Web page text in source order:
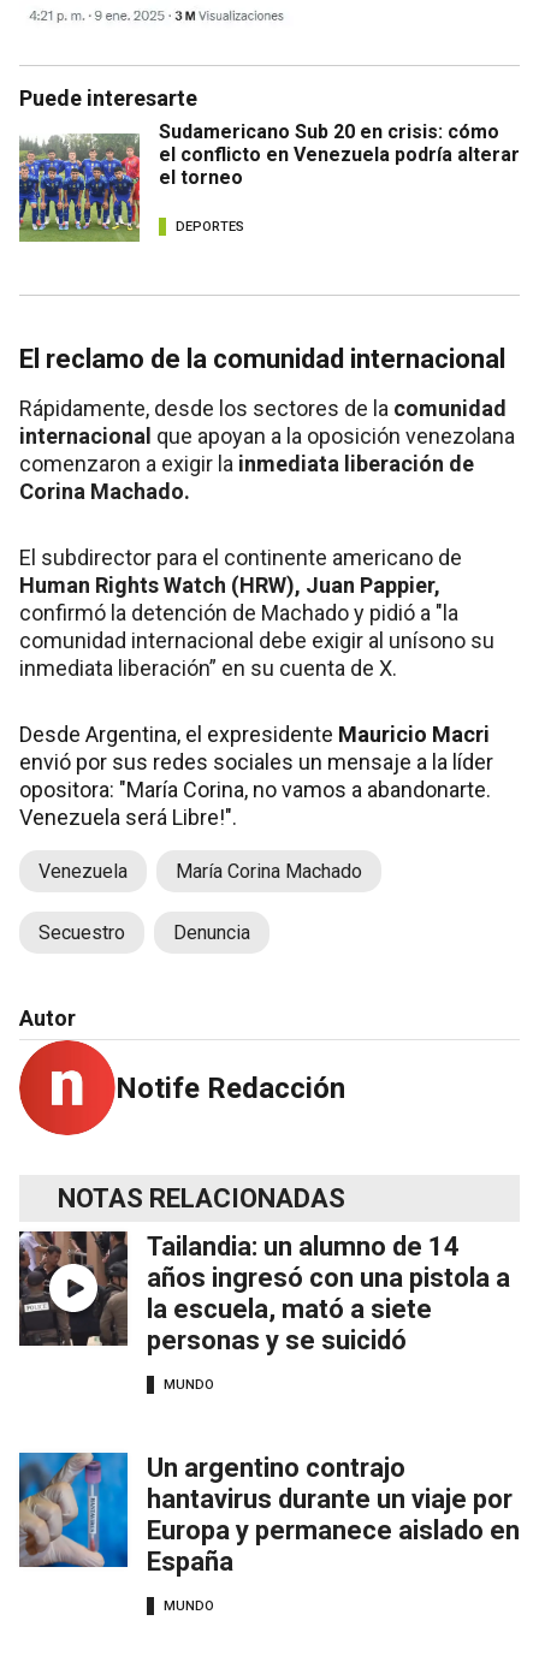
Puede interesarte
Sudamericano Sub 20 en crisis: cómo
el conflicto en Venezuela podría alterar
el torneo
DEPORTES
El reclamo de la comunidad internacional
Rápidamente, desde los sectores de la comunidad
internacional que apoyan a la oposición venezolana
comenzaron a exigir la inmediata liberación de
Corina Machado.
El subdirector para el continente americano de
Human Rights Watch (HRW), Juan Pappier,
confirmó la detención de Machado y pidió a "la
comunidad internacional debe exigir al unísono su
inmediata liberación” en su cuenta de X.
Desde Argentina, el expresidente Mauricio Macri
envió por sus redes sociales un mensaje a la líder
opositora: "María Corina, no vamos a abandonarte.
Venezuela será Libre!".
Venezuela María Corina Machado
Secuestro Denuncia
Autor
Notife Redacción
NOTAS RELACIONADAS
Tailandia: un alumno de 14
años ingresó con una pistola a
la escuela, mató a siete
personas y se suicidó
MUNDO
Un argentino contrajo
hantavirus durante un viaje por
Europa y permanece aislado en
España
MUNDO